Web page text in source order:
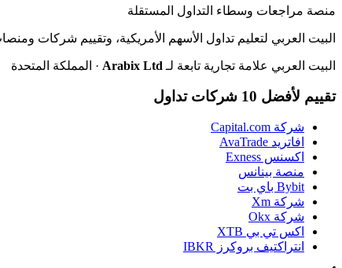
منصة مراجعات وسطاء التداول المستقلة
البيت العربي لتعليم تداول الأسهم الأمريكية، وتقييم شركات
البيت العربي علامة تجارية تابعة لـ Arabix Ltd · المملكة المتحدة
تقييم لأفضل 10 شركات تداول
شركة Capital.com
افاتريد AvaTrade
اكسنس Exness
منصة بينانس
Bybit باي بت
شركة Xm
شركة Okx
اكس تي بي XTB
انتراكتيف بروكرز IBKR